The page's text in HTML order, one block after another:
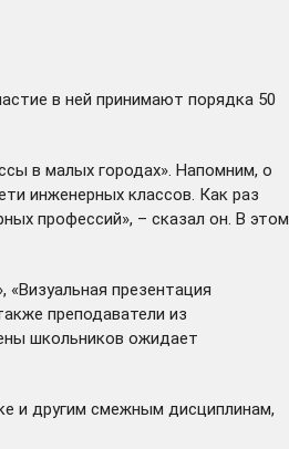
в ней принимают порядка 50
в малых городах». Напомним, о
инженерных классов. Как раз
профессий», – сказал он. В этом
презентация
преподаватели из
школьников ожидает
и другим смежным дисциплинам,